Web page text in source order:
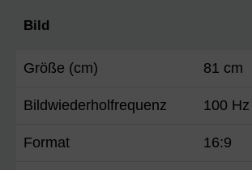
Bild
Größe (cm) 81 cm
Bildwiederholfrequenz 100 Hz
Format 16:9